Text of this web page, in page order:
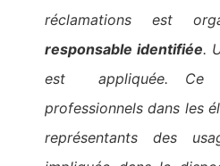
réclamations est
responsable identifiée.
est appliquée. Ce
professionnels dans les
représentants des